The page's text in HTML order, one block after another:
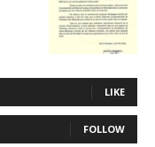
LIKE
FOLLOW